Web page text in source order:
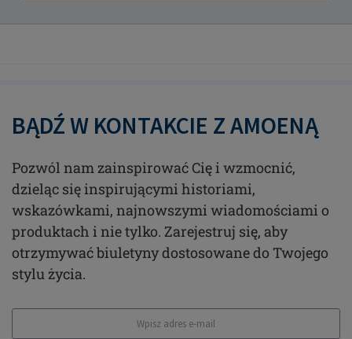
BĄDŹ W KONTAKCIE Z AMOENĄ
Pozwól nam zainspirować Cię i wzmocnić,
dzieląc się inspirującymi historiami,
wskazówkami, najnowszymi wiadomościami o
produktach i nie tylko. Zarejestruj się, aby
otrzymywać biuletyny dostosowane do Twojego
stylu życia.